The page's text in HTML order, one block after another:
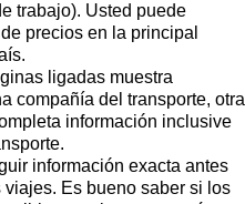
trabajo). Usted puede
precios en la principal
ligadas muestra
compañía del transporte, otra
información inclusive
información exacta antes
Es bueno saber si los